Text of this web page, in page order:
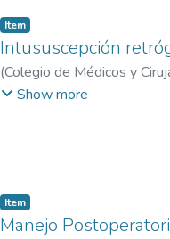
Item
Intususcepción
(Colegio de Médicos y
Amador M., Aníbal
Show more
Item
Manejo